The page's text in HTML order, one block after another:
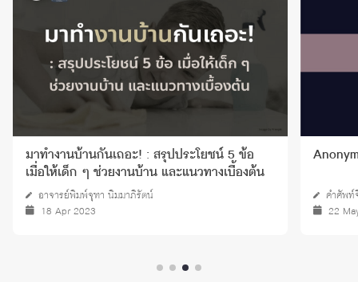
มาทำงานบ้านกันเถอะ! : สรุปประโยชน์ 5 ข้อ
เมื่อให้เด็ก ๆ ช่วยงานบ้าน และแนวทางเบื้องต้น
อาจารย์พิมพ์จุฑา นิมมาภิรัตน์
18 Apr 2023
คำศัพท์
22